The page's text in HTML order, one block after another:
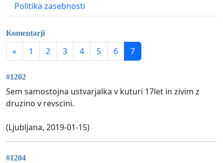
Politika zasebnosti
Komentarji
« 1 2 3 4 5 6 7
#1202
Sem samostojna ustvarjalka v kuturi 17let in zivim z
druzino v revscini.
(Ljubljana, 2019-01-15)
#1204